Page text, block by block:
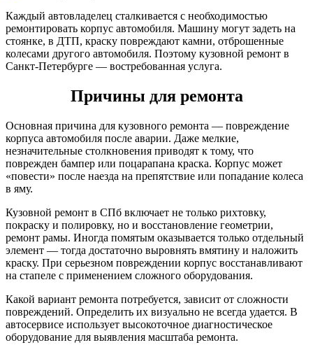
Каждый автовладелец сталкивается с необходимостью
ремонтировать корпус автомобиля. Машину могут задеть на
стоянке, в ДТП, краску повреждают камни, отброшенные
колесами другого автомобиля. Поэтому кузовной ремонт в
Санкт-Петербурге — востребованная услуга.
Причины для ремонта
Основная причина для кузовного ремонта — повреждение
корпуса автомобиля после аварии. Даже мелкие,
незначительные столкновения приводят к тому, что
поврежден бампер или поцарапана краска. Корпус может
«повести» после наезда на препятствие или попадание колеса
в яму.
Кузовной ремонт в СПб включает не только рихтовку,
покраску и полировку, но и восстановление геометрии,
ремонт рамы. Иногда помятым оказывается только отдельный
элемент — тогда достаточно выровнять вмятину и наложить
краску. При серьезном повреждении корпус восстанавливают
на стапеле с применением сложного оборудования.
Какой вариант ремонта потребуется, зависит от сложности
повреждений. Определить их визуально не всегда удается. В
автосервисе использует высокоточное диагностическое
оборудование для выявления масштаба ремонта.